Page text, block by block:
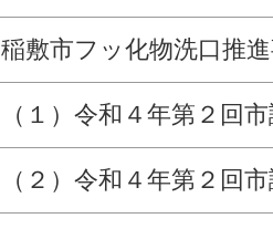
稲敷市フッ化物洗口推
（１）令和４年第２回
（２）令和４年第２回